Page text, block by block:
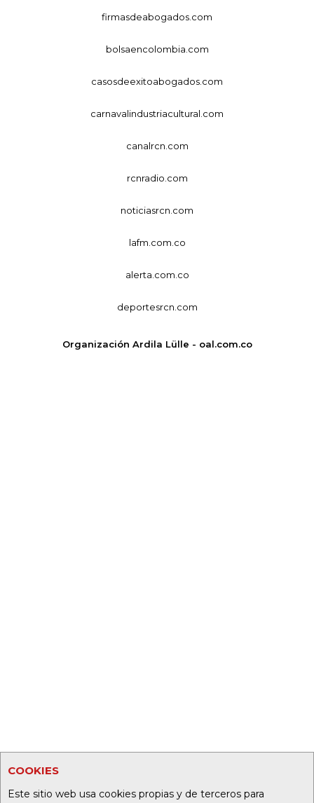
COOKIES
Este sitio web usa cookies propias y de terceros para
firmasdeabogados.com
bolsaencolombia.com
casosdeexitoabogados.com
carnavalindustriacultural.com
canalrcn.com
rcnradio.com
noticiasrcn.com
lafm.com.co
alerta.com.co
deportesrcn.com
Organización Ardila Lülle - oal.com.co